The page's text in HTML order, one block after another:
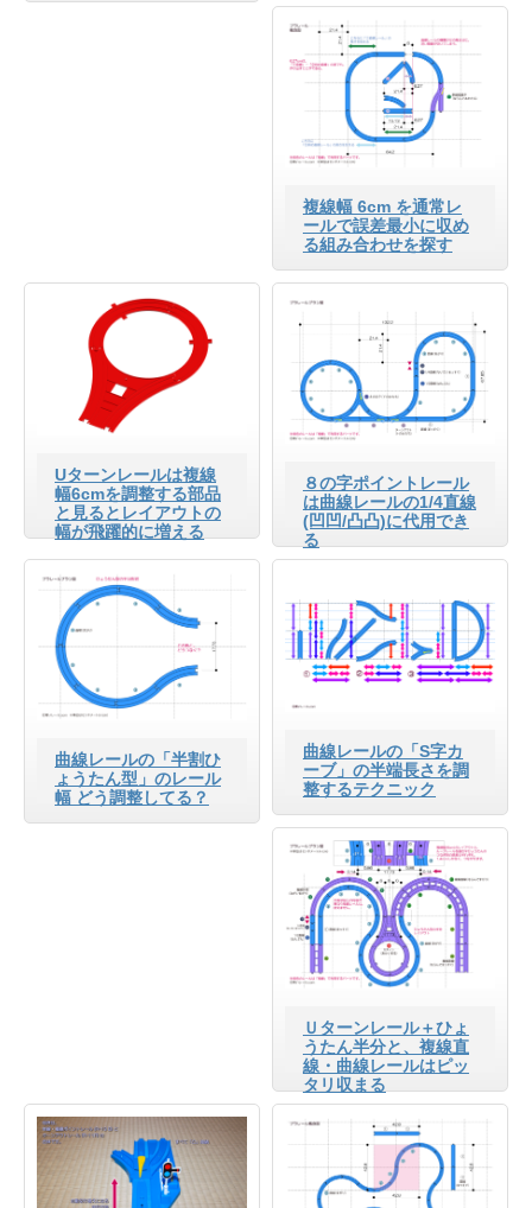
複線幅 6cm を通常レ
ールで誤差最小に収め
る組み合わせを探す
Uターンレールは複線
幅6cmを調整する部品
と見るとレイアウトの
幅が飛躍的に増える
８の字ポイントレール
は曲線レールの1/4直線
(凹凹/凸凸)に代用でき
る
曲線レールの「半割ひ
ょうたん型」のレール
幅 どう調整してる？
曲線レールの「S字カ
ーブ」の半端長さを調
整するテクニック
Ｕターンレール＋ひょ
うたん半分と、複線直
線・曲線レールはピッ
タリ収まる